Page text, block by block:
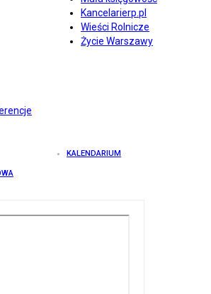
Kancelarierp.pl
Wieści Rolnicze
Życie Warszawy
KALENDARIUM